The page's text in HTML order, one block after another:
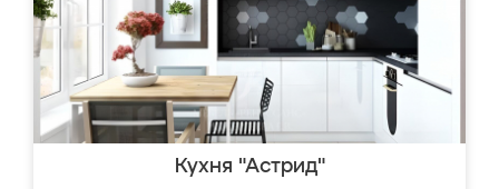
Кухня "Астрид"